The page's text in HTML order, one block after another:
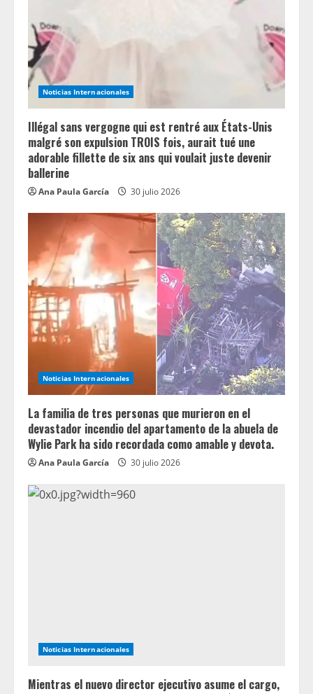
d
i
n
g
Noticias Internacionales
Illégal sans vergogne qui est rentré aux États-Unis
malgré son expulsion TROIS fois, aurait tué une
adorable fillette de six ans qui voulait juste devenir
ballerine
Ana Paula García 30 julio 2026
Noticias Internacionales
La familia de tres personas que murieron en el
devastador incendio del apartamento de la abuela de
Wylie Park ha sido recordada como amable y devota.
Ana Paula García 30 julio 2026
Noticias Internacionales
Mientras el nuevo director ejecutivo asume el cargo,